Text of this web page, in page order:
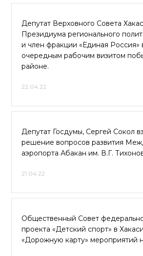
Депутат Верховного Совета
Президиума регионального
и член фракции «Единая Россия»
очередным рабочим визитом
районе.
22.04.22
Депутат Госдумы, Сергей Сокол
решение вопросов развития
аэропорта Абакан им. В.Г.
21.04.22
Общественный Совет
проекта «Детский спорт» в
«Дорожную карту» мероприятий